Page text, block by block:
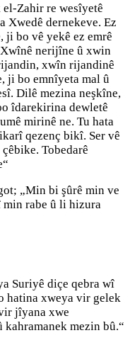
Zahir re wesîyetê
Xwedê dernekeve. Ez
ji bo vê yekê ez emrê
nerijîne û xwin
xwîn rijandinê
ji bo emnîyeta mal û
Dilê mezina neşkîne,
îdarekirina dewletê
mirinê ne. Tu hata
qezenç bikî. Ser vê
Tobedarê
„Min bi şûrê min ve
rabe û li hizura
Suriyê diçe qebra wî
hatina xweya vir gelek
jîyana xwe
kahramanek mezin bû.“